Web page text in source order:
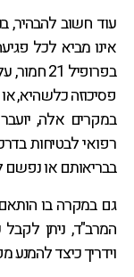
אינו מביא לכל
בפרופיל
במקרים אלה,
רפואי לבטיחות
בבריאותם או נפשם
המרב"ד, ניתן
וידריך כיצד להמנע